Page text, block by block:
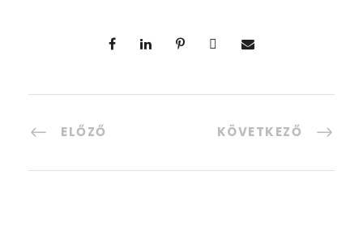
ELŐZŐ KÖVETKEZŐ